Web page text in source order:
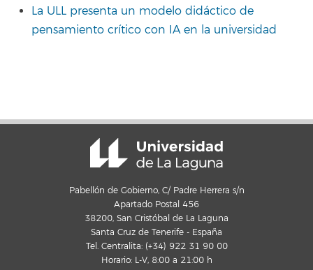
La ULL presenta un modelo didáctico de
pensamiento crítico con IA en la universidad
Pabellón de Gobierno, C/ Padre Herrera s/n
Apartado Postal 456
38200, San Cristóbal de La Laguna
Santa Cruz de Tenerife - España
Tel. Centralita: (+34) 922 31 90 00
Horario: L-V, 8:00 a 21:00 h